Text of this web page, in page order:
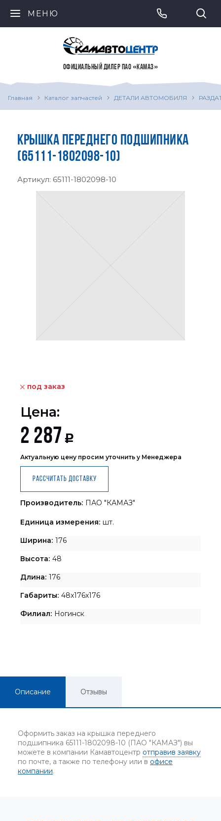
МЕНЮ
ОФИЦИАЛЬНЫЙ ДИЛЕР ПАО «КАМАЗ»
Главная Каталог запчастей ДЕТАЛИ АВТОМОБИЛЯ
КРЫШКА ПЕРЕДНЕГО ПОДШИПНИКА
(65111-1802098-10)
Артикул: 65111-1802098-10
под заказ
Цена:
2 287 Р
Актуальную цену просим уточнить у Менеджера
Рассчитать доставку
Производитель: ПАО "КАМАЗ"
Единица измерения: шт.
Ширина: 176
Высота: 48
Длина: 176
Габариты: 48x176x176
Филиал: Ногинск
Описание Отзывы
Оформить заказ на крышка переднего
подшипника 65111-1802098-10 (ПАО "КАМАЗ") вы
можете в компании Камавтоцентр отправив заявку
по почте, а также по телефону или в офисе
компании.